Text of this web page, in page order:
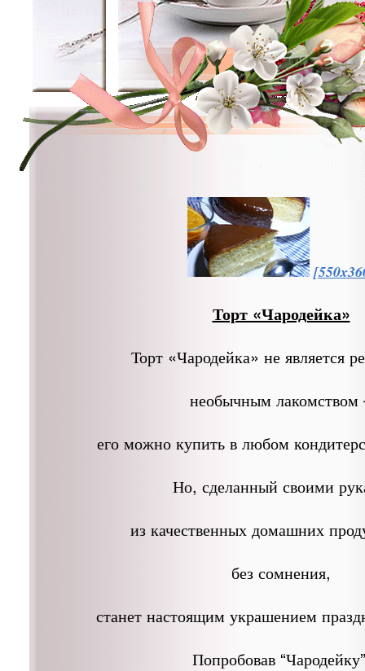
Торт «Чародейка»
Торт «Чародейка» не является
необычным лакомством
его можно купить в любом
Но, сделанный своими
из качественных домашних
без сомнения,
станет настоящим украшением
Попробовав